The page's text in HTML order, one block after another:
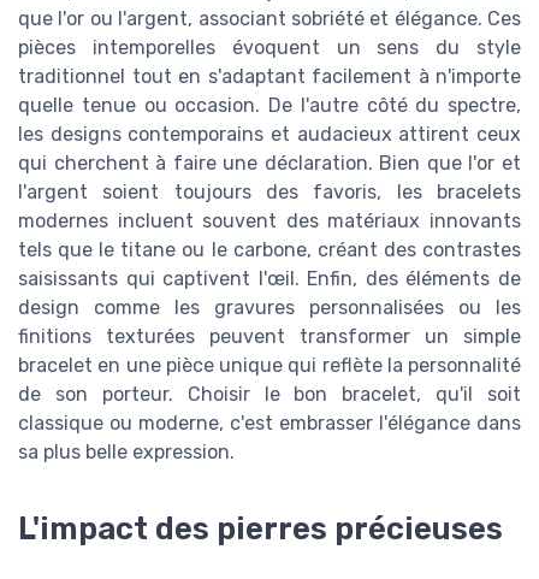
que l'or ou l'argent, associant sobriété et élégance. Ces
pièces intemporelles évoquent un sens du style
traditionnel tout en s'adaptant facilement à n'importe
quelle tenue ou occasion. De l'autre côté du spectre,
les designs contemporains et audacieux attirent ceux
qui cherchent à faire une déclaration. Bien que l'or et
l'argent soient toujours des favoris, les bracelets
modernes incluent souvent des matériaux innovants
tels que le titane ou le carbone, créant des contrastes
saisissants qui captivent l'œil. Enfin, des éléments de
design comme les gravures personnalisées ou les
finitions texturées peuvent transformer un simple
bracelet en une pièce unique qui reflète la personnalité
de son porteur. Choisir le bon bracelet, qu'il soit
classique ou moderne, c'est embrasser l'élégance dans
sa plus belle expression.
L'impact des pierres précieuses